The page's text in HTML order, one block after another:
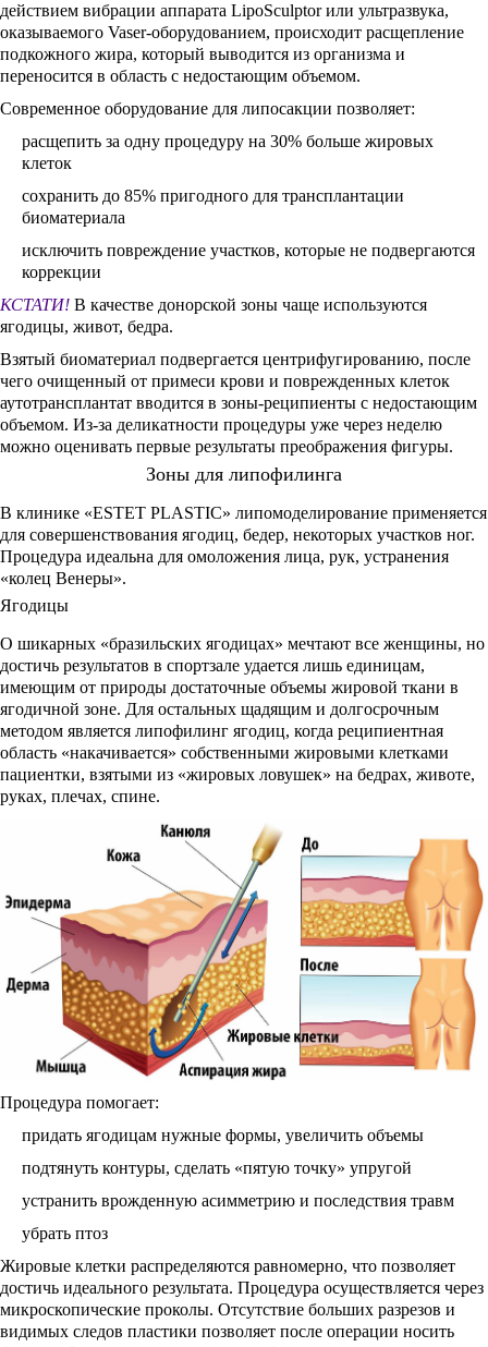
действием вибрации аппарата LipoSculptor или ультразвука,
оказываемого Vaser-оборудованием, происходит расщепление
подкожного жира, который выводится из организма и
переносится в область с недостающим объемом.
Современное оборудование для липосакции позволяет:
расщепить за одну процедуру на 30% больше жировых
клеток
сохранить до 85% пригодного для трансплантации
биоматериала
исключить повреждение участков, которые не подвергаются
коррекции
КСТАТИ! В качестве донорской зоны чаще используются
ягодицы, живот, бедра.
Взятый биоматериал подвергается центрифугированию, после
чего очищенный от примеси крови и поврежденных клеток
аутотрансплантат вводится в зоны-реципиенты с недостающим
объемом. Из-за деликатности процедуры уже через неделю
можно оценивать первые результаты преображения фигуры.
Зоны для липофилинга
В клинике «ESTET PLASTIC» липомоделирование применяется
для совершенствования ягодиц, бедер, некоторых участков ног.
Процедура идеальна для омоложения лица, рук, устранения
«колец Венеры».
Ягодицы
О шикарных «бразильских ягодицах» мечтают все женщины, но
достичь результатов в спортзале удается лишь единицам,
имеющим от природы достаточные объемы жировой ткани в
ягодичной зоне. Для остальных щадящим и долгосрочным
методом является липофилинг ягодиц, когда реципиентная
область «накачивается» собственными жировыми клетками
пациентки, взятыми из «жировых ловушек» на бедрах, животе,
руках, плечах, спине.
Процедура помогает:
придать ягодицам нужные формы, увеличить объемы
подтянуть контуры, сделать «пятую точку» упругой
устранить врожденную асимметрию и последствия травм
убрать птоз
Жировые клетки распределяются равномерно, что позволяет
достичь идеального результата. Процедура осуществляется через
микроскопические проколы. Отсутствие больших разрезов и
видимых следов пластики позволяет после операции носить